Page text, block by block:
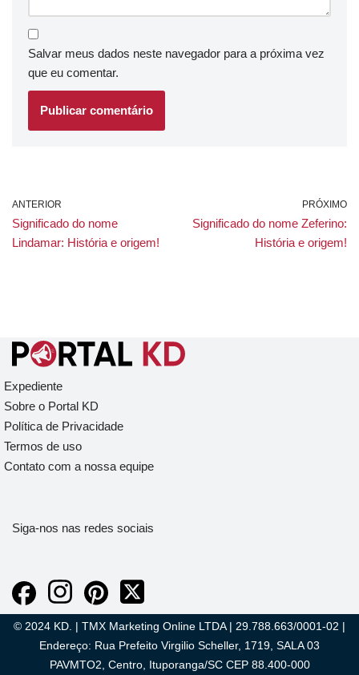
Salvar meus dados neste navegador para a próxima vez
que eu comentar.
ANTERIOR
Significado do nome
Lindamar: História e origem!
PRÓXIMO
Significado do nome Zeferino:
História e origem!
Expediente
Sobre o Portal KD
Política de Privacidade
Termos de uso
Contato com a nossa equipe
Siga-nos nas redes sociais
© 2024 KD. | TMX Marketing Online LTDA | 29.788.663/0001-02 |
Endereço: Rua Prefeito Virgilio Scheller, 1719, SALA 03
PAVMTO2, Centro, Ituporanga/SC CEP 88.400-000